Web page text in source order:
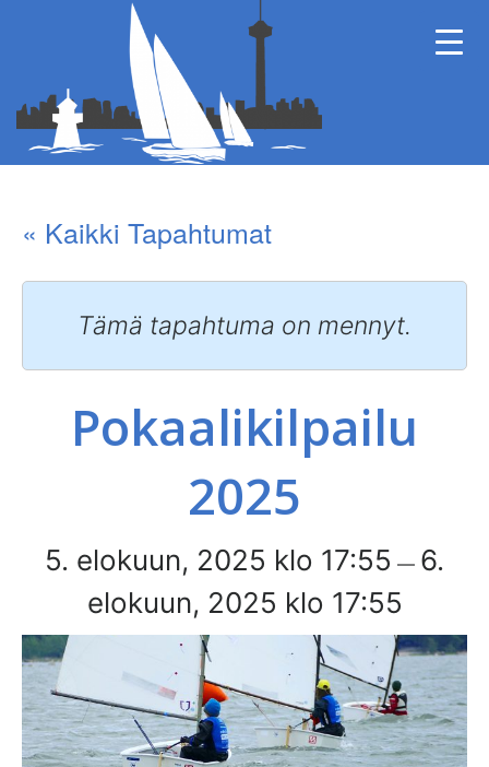
« Kaikki Tapahtumat
Tämä tapahtuma on mennyt.
Pokaalikilpailu
2025
5. elokuun, 2025 klo 17:55 — 6.
elokuun, 2025 klo 17:55